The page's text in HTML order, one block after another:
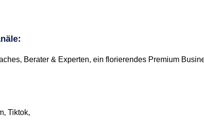
Berater & Experten, ein florierendes Premium
Tiktok,